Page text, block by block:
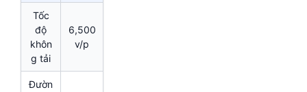
Tốc
độ
khôn
g tải
6,500
v/p
Đườn